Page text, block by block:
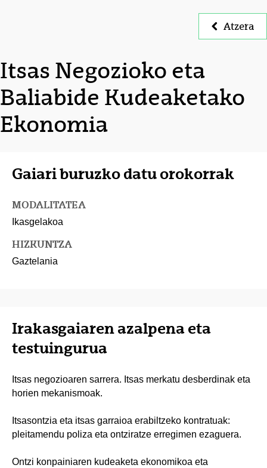
Atzera
Itsas Negozioko eta
Baliabide Kudeaketako
Ekonomia
Gaiari buruzko datu orokorrak
MODALITATEA
Ikasgelakoa
HIZKUNTZA
Gaztelania
Irakasgaiaren azalpena eta
testuingurua
Itsas negozioaren sarrera. Itsas merkatu desberdinak eta
horien mekanismoak.
Itsasontzia eta itsas garraioa erabiltzeko kontratuak:
pleitamendu poliza eta ontziratze erregimen ezaguera.
Ontzi konpainiaren kudeaketa ekonomikoa eta